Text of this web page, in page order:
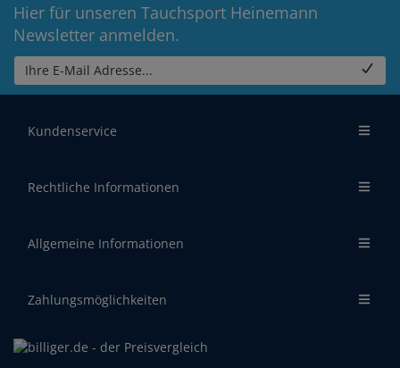
Hier für unseren Tauchsport Heinemann
Newsletter anmelden.
Ihre E-Mail Adresse...
Kundenservice
Rechtliche Informationen
Allgemeine Informationen
Zahlungsmöglichkeiten